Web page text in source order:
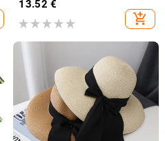
Sklopivi ljetni slamnati šeširi za
plažu za žene Kape za djevojčice
Ženski šeširi od rafije
13.52 €
add_shopping_cart